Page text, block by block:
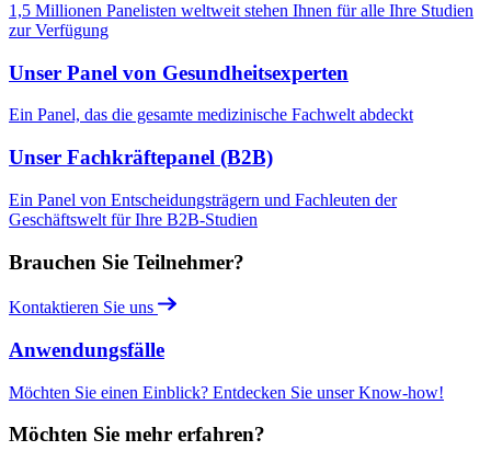
1,5 Millionen Panelisten weltweit stehen Ihnen für alle Ihre Studien
zur Verfügung
Unser Panel von Gesundheitsexperten
Ein Panel, das die gesamte medizinische Fachwelt abdeckt
Unser Fachkräftepanel (B2B)
Ein Panel von Entscheidungsträgern und Fachleuten der
Geschäftswelt für Ihre B2B-Studien
Brauchen Sie Teilnehmer?
Kontaktieren Sie uns
Anwendungsfälle
Möchten Sie einen Einblick? Entdecken Sie unser Know-how!
Möchten Sie mehr erfahren?